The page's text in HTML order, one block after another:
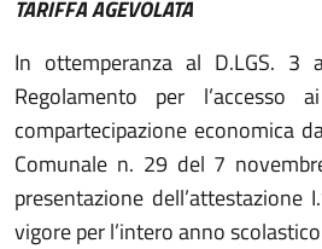
TARIFFA AGEVOLATA
In ottemperanza al D.LGS.
Regolamento per l’accesso
compartecipazione economica
Comunale n. 29 del 7
presentazione
vigore per l’intero anno